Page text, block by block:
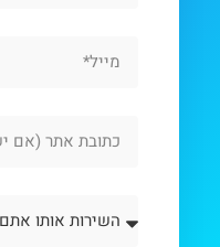
Url
אותו